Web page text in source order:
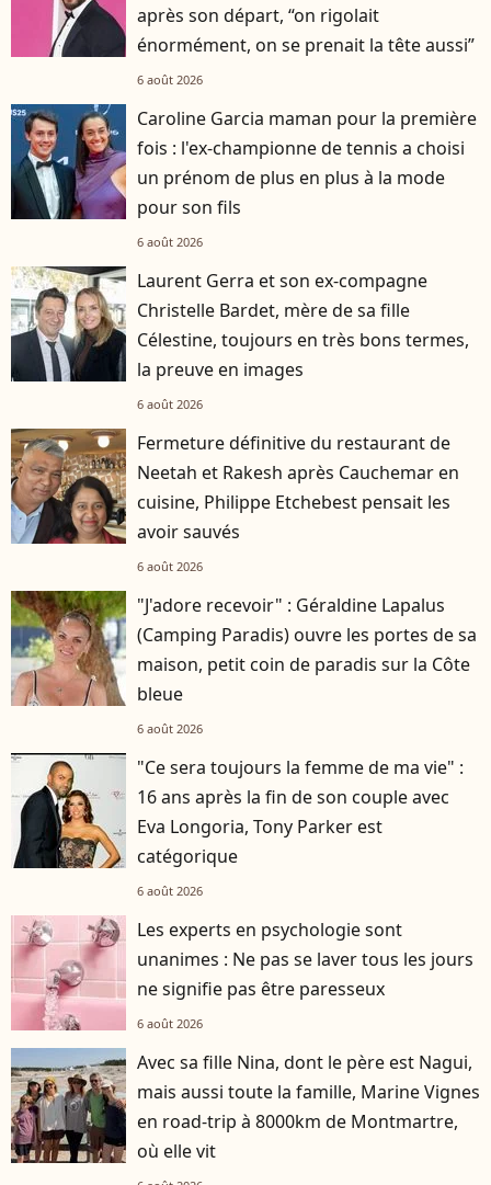
après son départ, “on rigolait
énormément, on se prenait la tête aussi”
6 août 2026
Caroline Garcia maman pour la première
fois : l'ex-championne de tennis a choisi
un prénom de plus en plus à la mode
pour son fils
6 août 2026
Laurent Gerra et son ex-compagne
Christelle Bardet, mère de sa fille
Célestine, toujours en très bons termes,
la preuve en images
6 août 2026
Fermeture définitive du restaurant de
Neetah et Rakesh après Cauchemar en
cuisine, Philippe Etchebest pensait les
avoir sauvés
6 août 2026
"J'adore recevoir" : Géraldine Lapalus
(Camping Paradis) ouvre les portes de sa
maison, petit coin de paradis sur la Côte
bleue
6 août 2026
"Ce sera toujours la femme de ma vie" :
16 ans après la fin de son couple avec
Eva Longoria, Tony Parker est
catégorique
6 août 2026
Les experts en psychologie sont
unanimes : Ne pas se laver tous les jours
ne signifie pas être paresseux
6 août 2026
Avec sa fille Nina, dont le père est Nagui,
mais aussi toute la famille, Marine Vignes
en road-trip à 8000km de Montmartre,
où elle vit